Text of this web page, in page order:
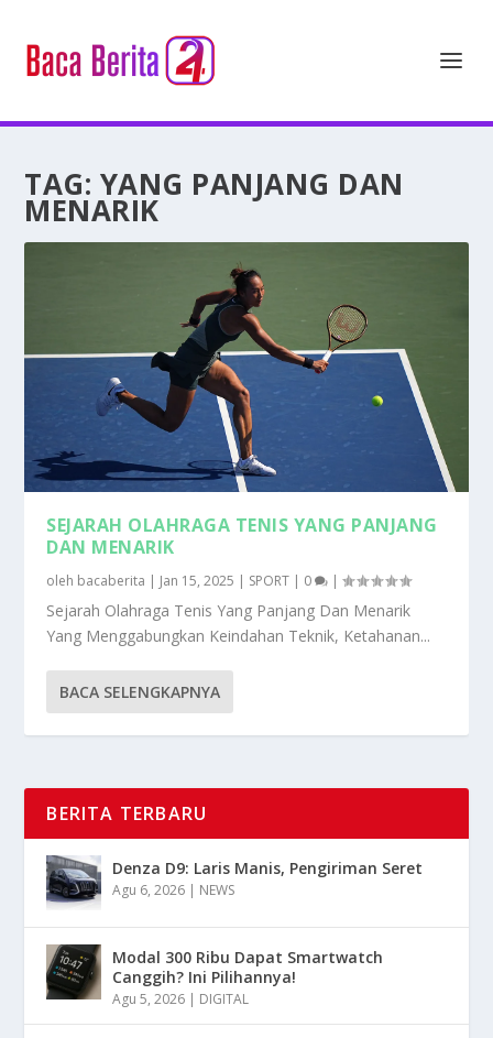
TAG: YANG PANJANG DAN
MENARIK
SEJARAH OLAHRAGA TENIS YANG PANJANG
DAN MENARIK
oleh bacaberita | Jan 15, 2025 | SPORT | 0 |
Sejarah Olahraga Tenis Yang Panjang Dan Menarik
Yang Menggabungkan Keindahan Teknik, Ketahanan...
BACA SELENGKAPNYA
BERITA TERBARU
Denza D9: Laris Manis, Pengiriman Seret
Agu 6, 2026 | NEWS
Modal 300 Ribu Dapat Smartwatch
Canggih? Ini Pilihannya!
Agu 5, 2026 | DIGITAL